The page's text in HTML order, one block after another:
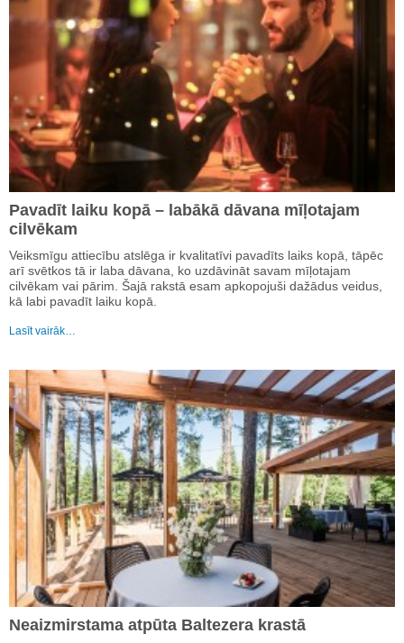
Pavadīt laiku kopā – labākā dāvana mīļotajam
cilvēkam
Veiksmīgu attiecību atslēga ir kvalitatīvi pavadīts laiks kopā, tāpēc
arī svētkos tā ir laba dāvana, ko uzdāvināt savam mīļotajam
cilvēkam vai pārim. Šajā rakstā esam apkopojuši dažādus veidus,
kā labi pavadīt laiku kopā.
Lasīt vairāk…
Neaizmirstama atpūta Baltezera krastā